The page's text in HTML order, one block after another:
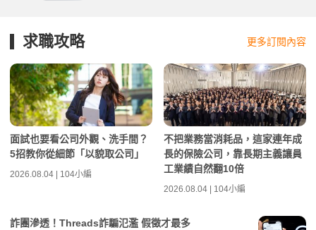
求職攻略 更多訂閱內容
面試也要看公司外觀、洗手間？
5招教你從細節「以貌取公司」
2026.08.04 | 104小編
不把業務當消耗品，這家連年成
長的保險公司，靠長期主義讓員
工業績自然翻10倍
2026.08.04 | 104小編
詐團滲透！Threads詐騙氾濫 假徵才最多